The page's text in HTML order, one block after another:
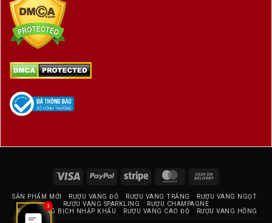
Visa PayPal Stripe MasterCard
Delivery
SẢN PHẨM MỚI RƯỢU VANG ĐỎ RƯỢU VANG TRẮNG
RƯỢU VANG NGỌT
RƯỢU VANG SPARKLING
RƯỢU CHAMPAGNE
RƯỢU VANG BỊCH NHẬP KHẨU
RƯỢU VANG CAO ĐỘ RƯỢU VANG HỒNG
3